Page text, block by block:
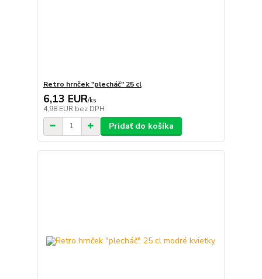
Retro hrnček "plecháč" 25 cl
6,13 EUR/ks
4,98 EUR bez DPH
Pridať do košíka